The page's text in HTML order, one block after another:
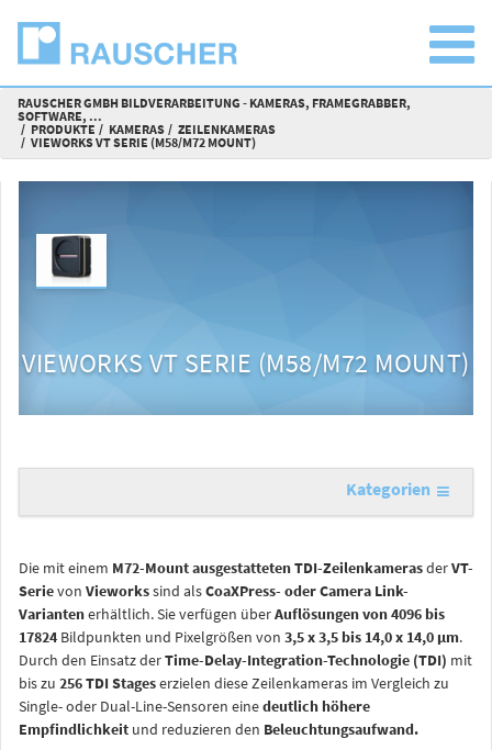
RAUSCHER GMBH BILDVERARBEITUNG - KAMERAS, FRAMEGRABBER,
SOFTWARE, ...
PRODUKTE
KAMERAS
ZEILENKAMERAS
VIEWORKS VT SERIE (M58/M72 MOUNT)
VIEWORKS VT SERIE (M58/M72 MOUNT)
Kategorien
Die mit einem M72-Mount ausgestatteten TDI-ZeilenkamerasderVT-
Serievon Vieworkssind alsCoaXPress- oder Camera Link-
Variantenerhältlich. Sie verfügen überAuflösungen von 4096 bis
17824 Bildpunkten und Pixelgrößen von 3,5 x 3,5 bis 14,0 x 14,0 µm.
Durch den Einsatz derTime-Delay-Integration-Technologie (TDI) mit
bis zu 256 TDI Stageserzielen diese Zeilenkameras im Vergleich zu
Single- oder Dual-Line-Sensoren einedeutlich höhere
Empfindlichkeit und reduzieren den Beleuchtungsaufwand.